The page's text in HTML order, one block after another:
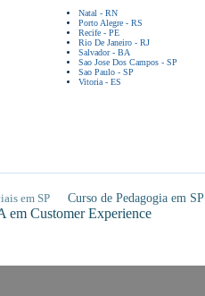
Natal - RN
Porto Alegre - RS
Recife - PE
Rio De Janeiro - RJ
Salvador - BA
Sao Jose Dos Campos - SP
Sao Paulo - SP
Vitoria - ES
em SP Curso de Pedagogia em SP
em Customer Experience